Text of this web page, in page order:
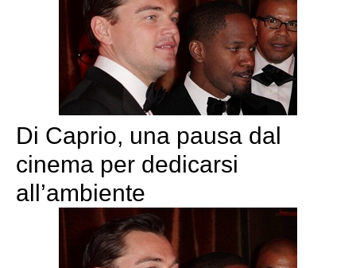
Di Caprio, una pausa dal
cinema per dedicarsi
all’ambiente